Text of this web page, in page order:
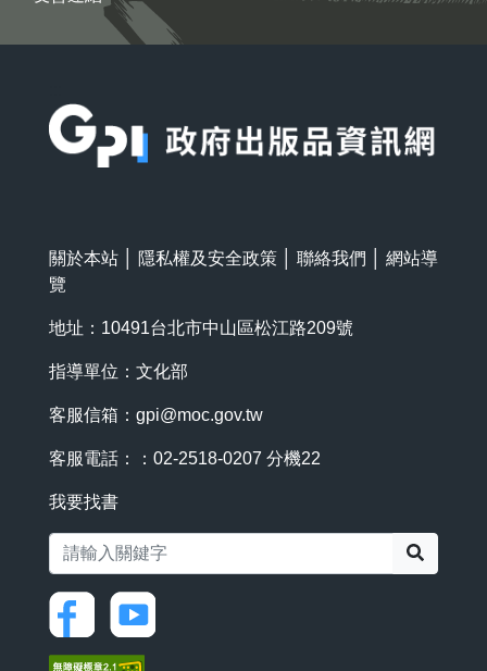
關於本站 隱私權及安全政策 聯絡我們
網站導
覽
地址：10491台北市中山區松江路209號
指導單位：文化部
客服信箱： gpi@moc.gov.tw
客服電話：：02-2518-0207 分機22
我要找書